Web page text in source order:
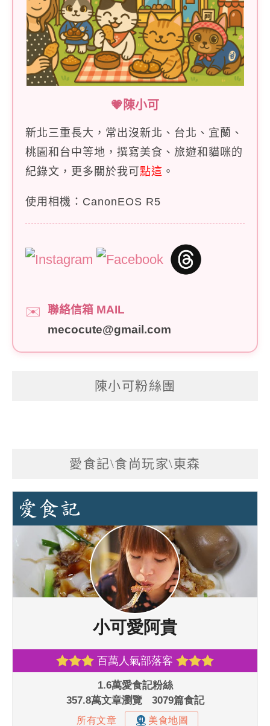
💗陳小可
新北三重長大，常出沒新北、台北、宜蘭、
桃園和台中等地，撰寫美食、旅遊和貓咪的
紀錄文，更多關於我可點這 。
使用相機：CanonEOS R5
✉️
聯絡信箱 MAIL
mecocute@gmail.com
陳小可粉絲團
愛食記\食尚玩家\東森